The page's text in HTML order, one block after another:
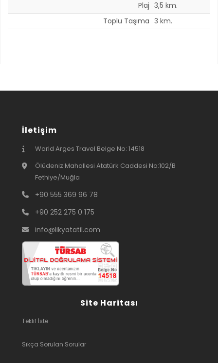
Plaj 3,5 km.
Toplu Taşıma 3 km.
İletişim
World Arges Travel Belge No: 14518
Ölüdeniz Mahallesi Atatürk Caddesi No:102/B
Fethiye/Muğla
+90 555 369 96 78
+90 252 275 0 175
info@likyatatil.com
Site Haritası
Teklif İste
Sıkça Sorulan Sorular